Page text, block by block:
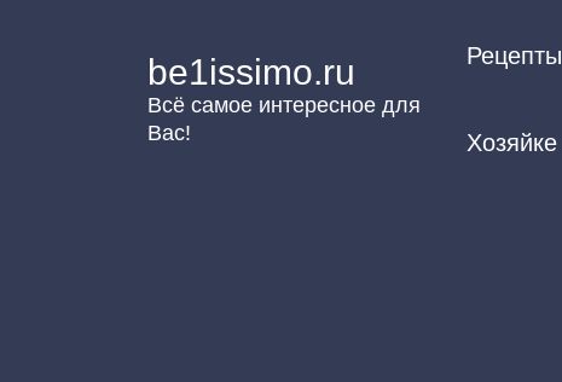
be1issimo.ru
Всё самое интересное для
Вас!
Рецепты
Хозяйке